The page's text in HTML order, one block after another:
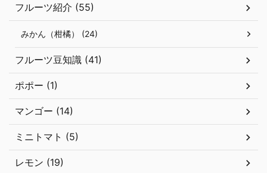
フルーツ紹介 (55)
みかん（柑橘） (24)
フルーツ豆知識 (41)
ポポー (1)
マンゴー (14)
ミニトマト (5)
レモン (19)